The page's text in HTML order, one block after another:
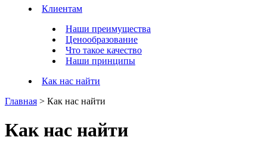
Клиентам
Наши преимущества
Ценообразование
Что такое качество
Наши принципы
Как нас найти
Главная > Как нас найти
Как нас найти